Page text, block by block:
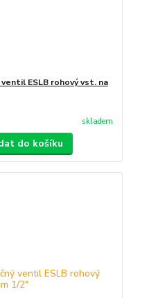
ESLB rohový vst. na
skladem
do košíku